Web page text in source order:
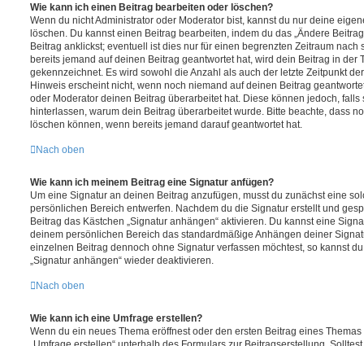
Wie kann ich einen Beitrag bearbeiten oder löschen?
Wenn du nicht Administrator oder Moderator bist, kannst du nur deine
löschen. Du kannst einen Beitrag bearbeiten, indem du das „Ändere
Beitrag anklickst; eventuell ist dies nur für einen begrenzten Zeitraum nach
bereits jemand auf deinen Beitrag geantwortet hat, wird dein Beitrag in der
gekennzeichnet. Es wird sowohl die Anzahl als auch der letzte Zeitpunkt
Hinweis erscheint nicht, wenn noch niemand auf deinen Beitrag
oder Moderator deinen Beitrag überarbeitet hat. Diese können jedoch,
hinterlassen, warum dein Beitrag überarbeitet wurde. Bitte beachte, dass
löschen können, wenn bereits jemand darauf geantwortet hat.
Nach oben
Wie kann ich meinem Beitrag eine Signatur anfügen?
Um eine Signatur an deinen Beitrag anzufügen, musst du zunächst eine
persönlichen Bereich entwerfen. Nachdem du die Signatur erstellt und
Beitrag das Kästchen „Signatur anhängen“ aktivieren. Du kannst eine
deinem persönlichen Bereich das standardmäßige Anhängen deiner
einzelnen Beitrag dennoch ohne Signatur verfassen möchtest, so kannst
„Signatur anhängen“ wieder deaktivieren.
Nach oben
Wie kann ich eine Umfrage erstellen?
Wenn du ein neues Thema eröffnest oder den ersten Beitrag eines